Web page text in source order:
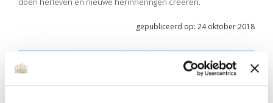
gepubliceerd op: 24 oktober 2018